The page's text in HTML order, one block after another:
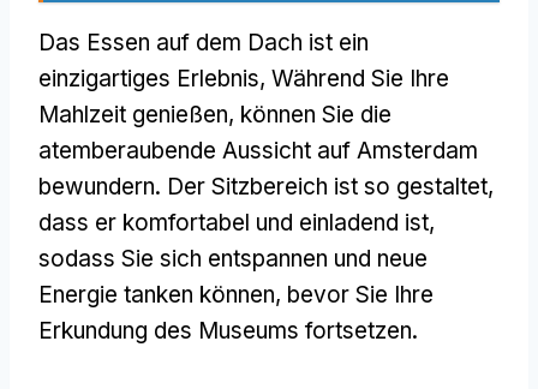
Das Essen auf dem Dach ist ein
einzigartiges Erlebnis, Während Sie Ihre
Mahlzeit genießen, können Sie die
atemberaubende Aussicht auf Amsterdam
bewundern. Der Sitzbereich ist so gestaltet,
dass er komfortabel und einladend ist,
sodass Sie sich entspannen und neue
Energie tanken können, bevor Sie Ihre
Erkundung des Museums fortsetzen.